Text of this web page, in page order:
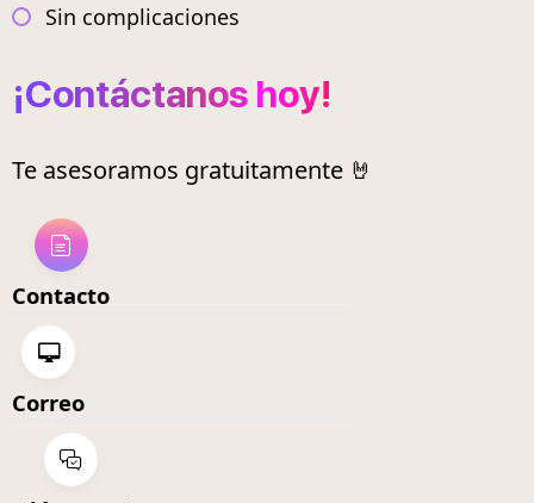
Sin complicaciones
¡Contáctanos hoy!
Te asesoramos gratuitamente 🤘
Contacto
Correo